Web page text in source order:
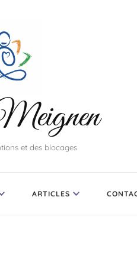
et des blocages
ARTICLES